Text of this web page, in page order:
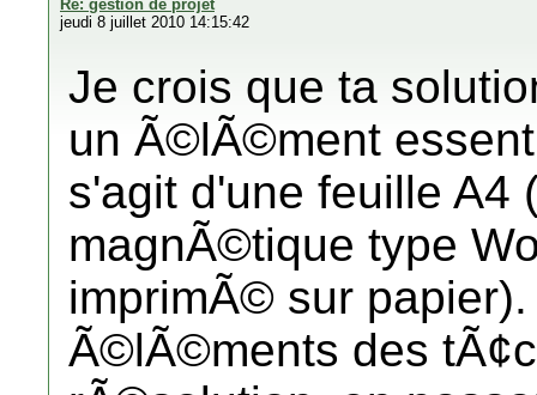
Re: gestion de projet
jeudi 8 juillet 2010 14:15:42
Je crois que ta
un Ã©lÃ©ment
s'agit d'une feuille A4
magnÃ©tique type
imprimÃ© sur
Ã©lÃ©ments des